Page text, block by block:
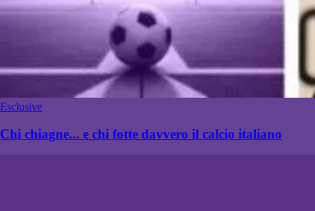
Esclusive
Chi chiagne... e chi fotte davvero il calcio italiano